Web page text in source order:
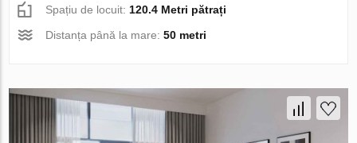
Spațiu de locuit: 120.4 Metri pătrați
Distanța până la mare:50 metri